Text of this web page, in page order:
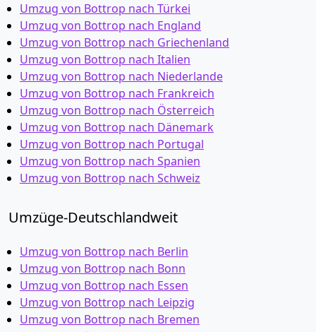
Umzug von Bottrop nach Türkei
Umzug von Bottrop nach England
Umzug von Bottrop nach Griechenland
Umzug von Bottrop nach Italien
Umzug von Bottrop nach Niederlande
Umzug von Bottrop nach Frankreich
Umzug von Bottrop nach Österreich
Umzug von Bottrop nach Dänemark
Umzug von Bottrop nach Portugal
Umzug von Bottrop nach Spanien
Umzug von Bottrop nach Schweiz
Umzüge-Deutschlandweit
Umzug von Bottrop nach Berlin
Umzug von Bottrop nach Bonn
Umzug von Bottrop nach Essen
Umzug von Bottrop nach Leipzig
Umzug von Bottrop nach Bremen